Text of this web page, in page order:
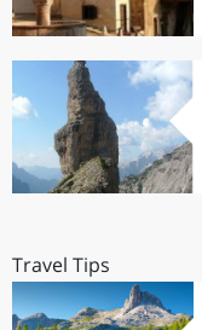
Travel Tips